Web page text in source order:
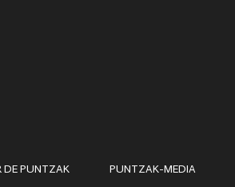
DE PUNTZAK PUNTZAK-MEDIA